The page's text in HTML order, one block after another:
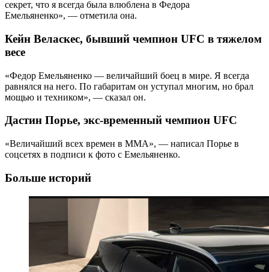
секрет, что я всегда была влюблена в Федора
Емельяненко», — отметила она.
Кейн Веласкес, бывший чемпион UFC в тяжелом
весе
«Федор Емельяненко — величайший боец в мире. Я всегда
равнялся на него. По габаритам он уступал многим, но брал
мощью и техником», — сказал он.
Дастин Порье, экс-временный чемпион UFC
«Величайший всех времен в ММА», — написал Порье в
соцсетях в подписи к фото с Емельяненко.
Больше историй